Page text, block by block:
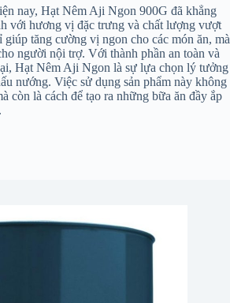
nay, Hạt Nêm Aji Ngon 900G đã khẳng
với hương vị đặc trưng và chất lượng vượt
tăng cường vị ngon cho các món ăn, mà
người nội trợ. Với thành phần an toàn và
Hạt Nêm Aji Ngon là sự lựa chọn lý tưởng
nướng. Việc sử dụng sản phẩm này không
còn là cách để tạo ra những bữa ăn đầy ắp